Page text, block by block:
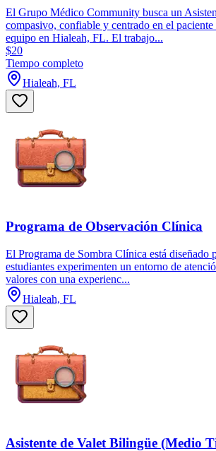
El Grupo Médico Community busca un
compasivo, confiable y centrado en el paciente
equipo en Hialeah, FL. El trabajo...
$20
Tiempo completo
Hialeah, FL
Programa de Observación Clínica
El Programa de Sombra Clínica está diseñado
estudiantes experimenten un entorno de
valores con una experienc...
Hialeah, FL
Asistente de Valet Bilingüe (Medio